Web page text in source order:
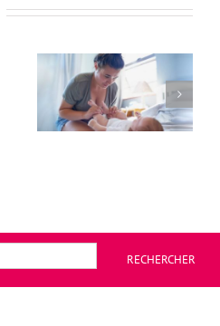
RECHERCHER